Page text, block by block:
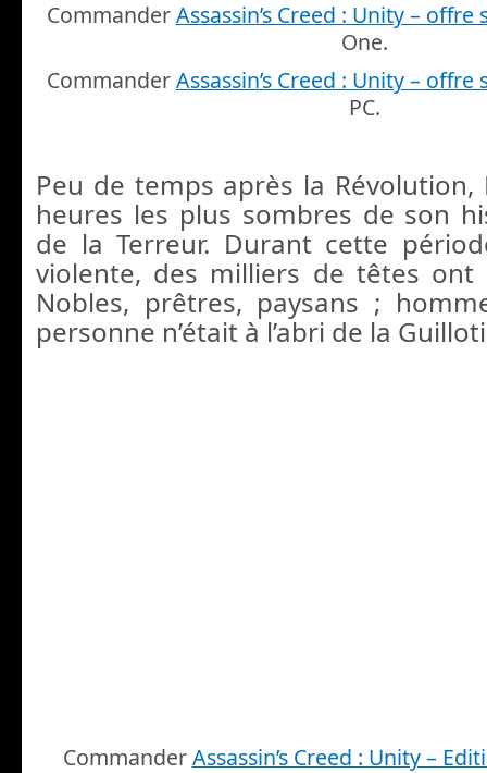
CommanderAssassin’s Creed : Unity –
One.
CommanderAssassin’s Creed : Unity –
PC.
Peu de temps après la Révolution,
heures les plus sombres de son
de la Terreur. Durant cette
violente, des milliers de têtes
Nobles, prêtres, paysans ;
personne n’était à l’abri de la
CommanderAssassin’s Creed : Unity –